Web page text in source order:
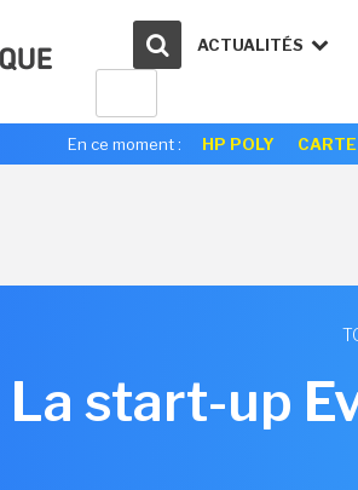
ACTUALITÉS
En ce moment : HP POLY
La start-up